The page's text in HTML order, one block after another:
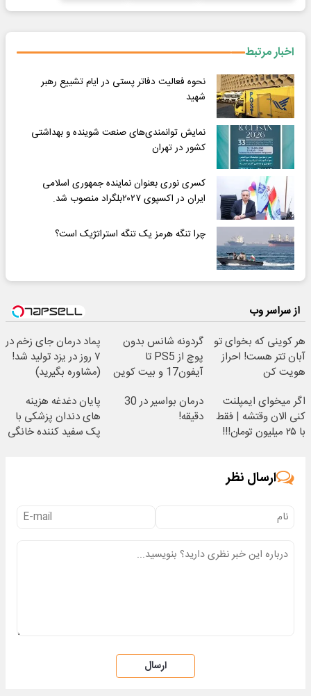
اخبار مرتبط
نحوه فعالیت دفاتر پستی در ایام تشییع رهبر
شهید
نمایش توانمندی‌های صنعت شوینده و بهداشتی
کشور در تهران
کسری نوری بعنوان نماینده جمهوری اسلامی
ایران در اکسپوی ۲۰۲۷بلگراد منصوب شد.
چرا تنگه هرمز یک تنگه استراتژیک است؟
از سراسر وب
هر کوینی که بخوای تو
آبان تتر هست! احراز
هویت کن
گردونه شانس بدون
پوچ از PS5 تا
آیفون17 و بیت کوین
پماد درمان جای زخم در
۷ روز در یزد تولید شد!
(مشاوره بگیرید)
اگر میخوای ایمپلنت
کنی الان وقتشه | فقط
با ۲۵ میلیون تومان!!!
درمان بواسیر در 30
دقیقه!
پایان دغدغه هزینه
های دندان پزشکی با
پک سفید کننده خانگی
ارسال نظر
ارسال